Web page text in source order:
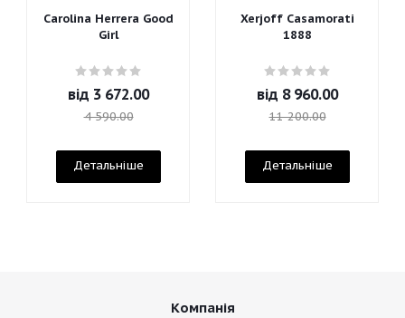
Carolina Herrera Good
Girl
від 3 672.00
4 590.00
Детальніше
Xerjoff Casamorati
1888
від 8 960.00
11 200.00
Детальніше
Компанія